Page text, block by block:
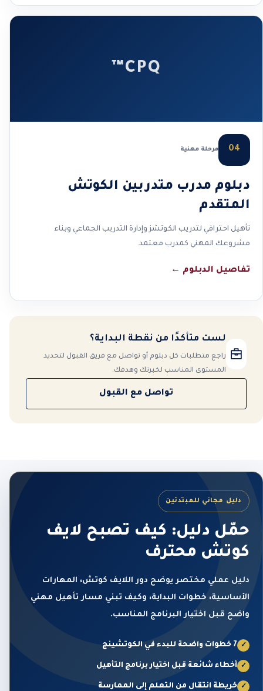
CPQ™
04 مرحلة مهنية
دبلوم مدرب متدربين الكوتش
المتقدم
تأهيل احترافي لتدريب الكوتشز وإدارة التدريب الجماعي وبناء
مشروعك المهني كمدرب معتمد.
تفاصيل الدبلوم ←
لست متأكدًا من نقطة البداية؟
راجع متطلبات كل دبلوم أو تواصل مع فريق القبول لتحديد
المستوى المناسب لخبرتك وهدفك.
تواصل مع القبول
دليل مجاني للمبتدئين
حمّل دليل: كيف تصبح لايف
كوتش محترف
دليل عملي مختصر يوضح دور اللايف كوتش، المهارات
الأساسية، خطوات البداية، وكيف تبني مسار تأهيل مهني
واضح قبل اختيار البرنامج المناسب.
✓ 7 خطوات واضحة للبدء في الكوتشينج
✓ أخطاء شائعة قبل اختيار برنامج التأهيل
✓ خريطة انتقال من التعلم إلى الممارسة